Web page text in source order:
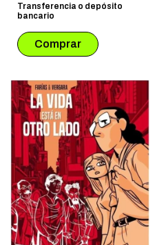
Transferencia o depósito
bancario